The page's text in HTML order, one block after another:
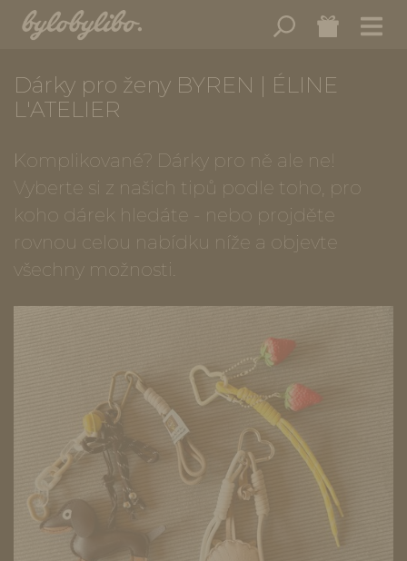
Dárky pro ženy BYREN | ÉLINE
L'ATELIER
Komplikované? Dárky pro ně ale ne!
Vyberte si z našich tipů podle toho, pro
koho dárek hledáte - nebo projděte
rovnou celou nabídku níže a objevte
všechny možnosti.